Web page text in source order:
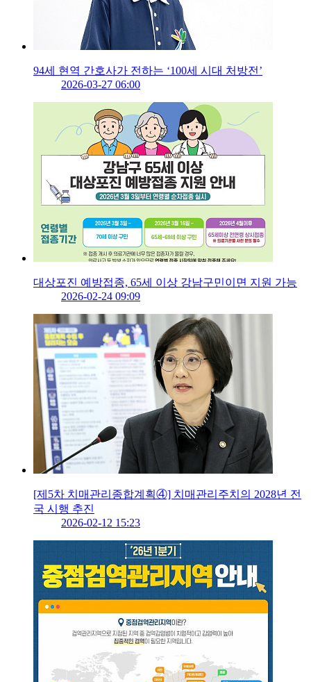
94세 현역 간호사가 전하는 ‘100세 시대 처방전’
2026-03-27 06:00
대상포진 예방접종, 65세 이상 강남구민이면 지원 가능
2026-02-24 09:09
[제5차 치매관리종합계획④] 치매관리주치의 2028년 전
국 시행 추진
2026-02-12 15:23